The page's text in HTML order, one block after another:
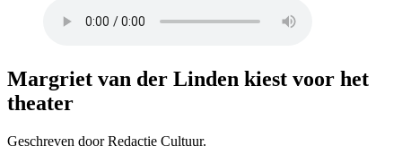
Margriet van der Linden kiest voor het
theater
Geschreven door Redactie Cultuur.